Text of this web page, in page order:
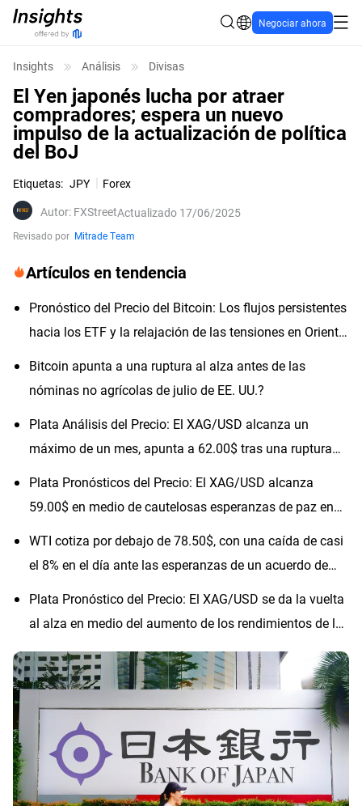
Negociar ahora
Insights Análisis Divisas
El Yen japonés lucha por atraer
compradores; espera un nuevo
impulso de la actualización de política
del BoJ
Etiquetas: JPY
Forex
Autor: FXStreetActualizado 17/06/2025
Revisado por Mitrade Team
Artículos en tendencia
Pronóstico del Precio del Bitcoin: Los flujos persistentes
hacia los ETF y la relajación de las tensiones en Oriente
Bitcoin apunta a una ruptura al alza antes de las
nóminas no agrícolas de julio de EE. UU.?
Plata Análisis del Precio: El XAG/USD alcanza un
máximo de un mes, apunta a 62.00$ tras una ruptura
Plata Pronósticos del Precio: El XAG/USD alcanza
59.00$ en medio de cautelosas esperanzas de paz en
WTI cotiza por debajo de 78.50$, con una caída de casi
el 8% en el día ante las esperanzas de un acuerdo de
Plata Pronóstico del Precio: El XAG/USD se da la vuelta
al alza en medio del aumento de los rendimientos de los